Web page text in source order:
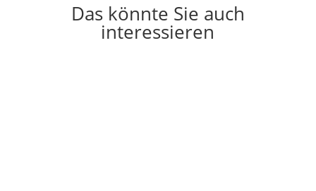
Das könnte Sie auch
interessieren